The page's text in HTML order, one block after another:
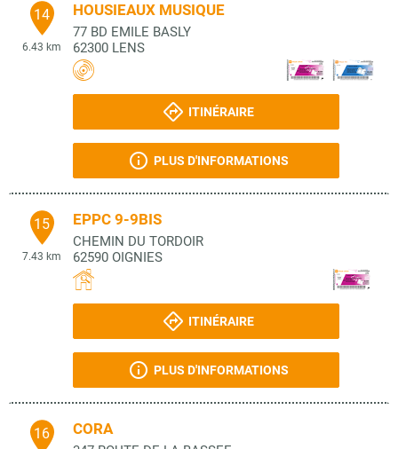
14
6.43 km
HOUSIEAUX MUSIQUE
77 BD EMILE BASLY
62300 LENS
ITINÉRAIRE
PLUS D'INFORMATIONS
15
7.43 km
EPPC 9-9BIS
CHEMIN DU TORDOIR
62590 OIGNIES
ITINÉRAIRE
PLUS D'INFORMATIONS
16 CORA